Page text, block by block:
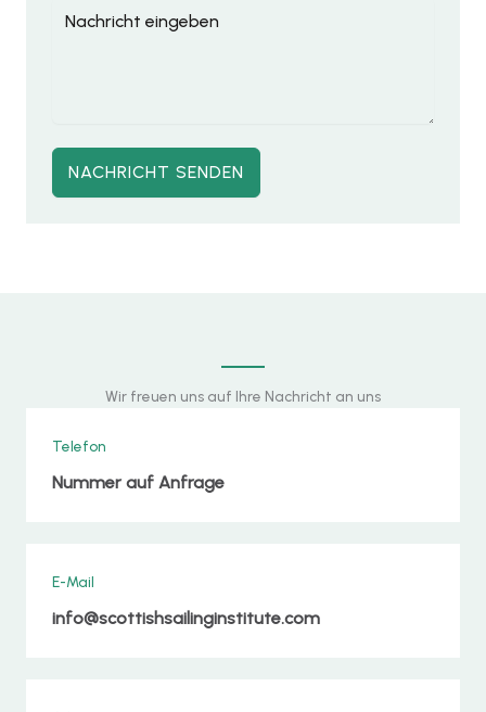
NACHRICHT SENDEN
Wir freuen uns auf Ihre Nachricht an uns
Telefon
Nummer auf Anfrage
E-Mail
info@scottishsailinginstitute.com